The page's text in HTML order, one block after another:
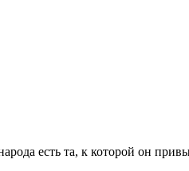
есть та, к которой он